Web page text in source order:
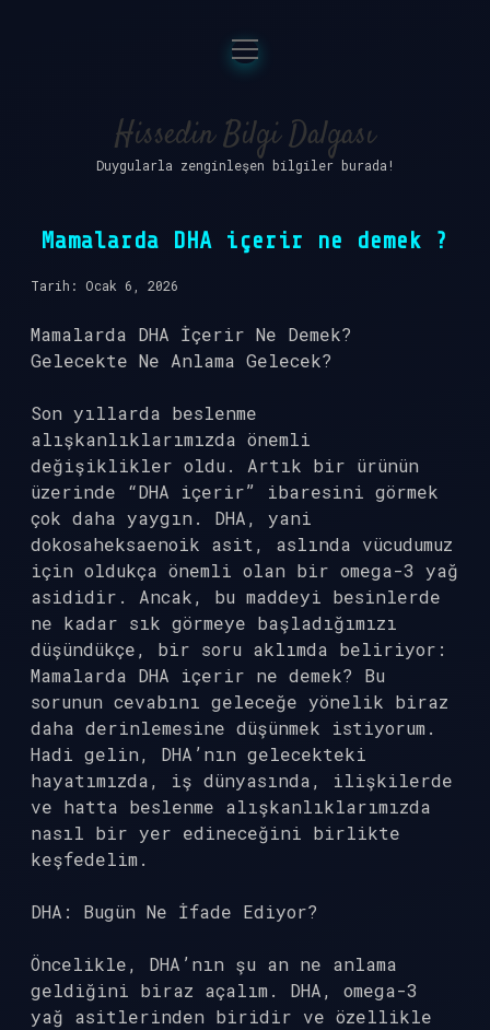
Anasayfa
Gizlilik Politikası
Yasal Uyarı
Hakkımızda
menüyü
aç
Hissedin Bilgi Dalgası
Duygularla zenginleşen bilgiler burada!
Mamalarda DHA içerir ne demek ?
Tarih: Ocak 6, 2026
Mamalarda DHA İçerir Ne Demek?
Gelecekte Ne Anlama Gelecek?
Son yıllarda beslenme
alışkanlıklarımızda önemli
değişiklikler oldu. Artık bir ürünün
üzerinde “DHA içerir” ibaresini görmek
çok daha yaygın. DHA, yani
dokosaheksaenoik asit, aslında vücudumuz
için oldukça önemli olan bir omega-3 yağ
asididir. Ancak, bu maddeyi besinlerde
ne kadar sık görmeye başladığımızı
düşündükçe, bir soru aklımda beliriyor:
Mamalarda DHA içerir ne demek? Bu
sorunun cevabını geleceğe yönelik biraz
daha derinlemesine düşünmek istiyorum.
Hadi gelin, DHA’nın gelecekteki
hayatımızda, iş dünyasında, ilişkilerde
ve hatta beslenme alışkanlıklarımızda
nasıl bir yer edineceğini birlikte
keşfedelim.
DHA: Bugün Ne İfade Ediyor?
Öncelikle, DHA’nın şu an ne anlama
geldiğini biraz açalım. DHA, omega-3
yağ asitlerinden biridir ve özellikle